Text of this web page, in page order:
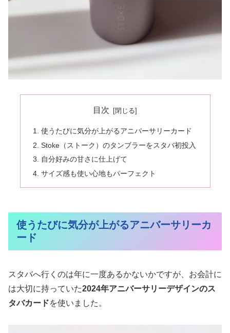
目次
使うたびに気分が上がるアニバーサリーカード
Stoke（ストーク）のタンブラーをスタバ初投入
自分好みの甘さに仕上げて
サイズ感も使い心地もパーフェクト
使うたびに気分が上がるアニバーサリーカ
ード
スタバへ行くのは年に一度あるかないかですが、お会計に
は大切に持っていた2024年アニバーサリーデザインのス
タバカードを使いました。